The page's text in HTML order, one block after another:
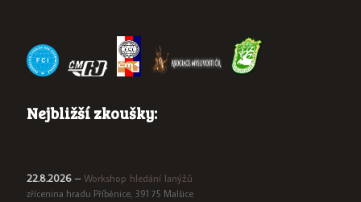
Nejbližší zkoušky:
22.8.2026 –Workshop hledání lanýžů
zřícenina hradu Příběnice, 391 75 Malšice